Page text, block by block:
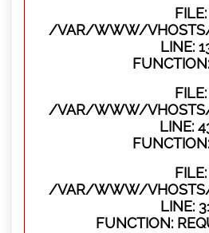
FILE:
/VAR/WWW/VHOSTS/
LINE:
FILE:
/VAR/WWW/VHOSTS/
LINE:
FILE:
/VAR/WWW/VHOSTS/
LINE:
FUNCTION: